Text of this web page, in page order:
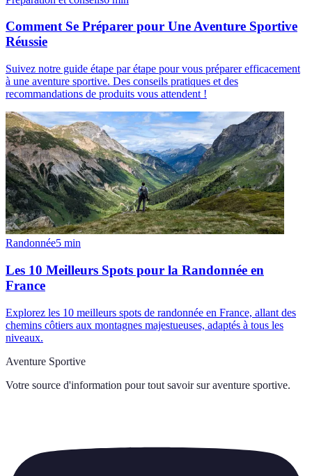
Comment Se Préparer pour Une Aventure Sportive
Réussie
Suivez notre guide étape par étape pour vous préparer efficacement
à une aventure sportive. Des conseils pratiques et des
recommandations de produits vous attendent !
Randonnée5 min
Les 10 Meilleurs Spots pour la Randonnée en
France
Explorez les 10 meilleurs spots de randonnée en France, allant des
chemins côtiers aux montagnes majestueuses, adaptés à tous les
niveaux.
Aventure Sportive
Votre source d'information pour tout savoir sur aventure sportive.